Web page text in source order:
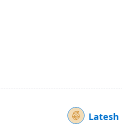
Latesh